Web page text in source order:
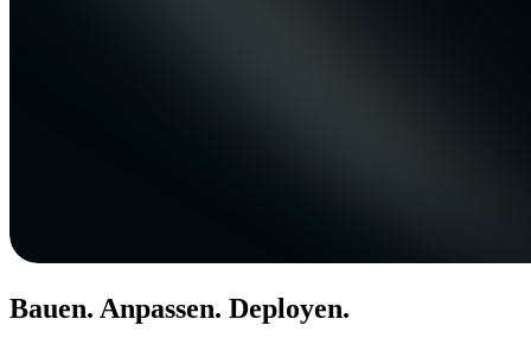
Bauen. Anpassen. Deployen.